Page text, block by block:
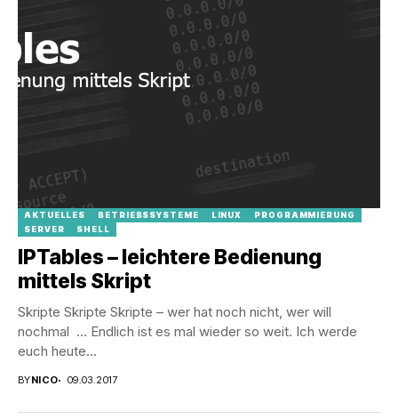
AKTUELLES BETRIEBSSYSTEME LINUX
PROGRAMMIERUNG
SERVER
SHELL
IPTables – leichtere Bedienung
mittels Skript
Skripte Skripte Skripte – wer hat noch nicht, wer will
nochmal … Endlich ist es mal wieder so weit. Ich werde
euch heute...
BYNICO 09.03.2017